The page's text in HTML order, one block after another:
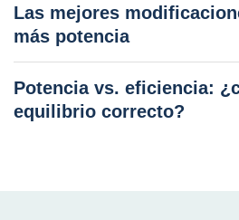
Las mejores
más potencia
Potencia vs. eficiencia:
equilibrio correcto?